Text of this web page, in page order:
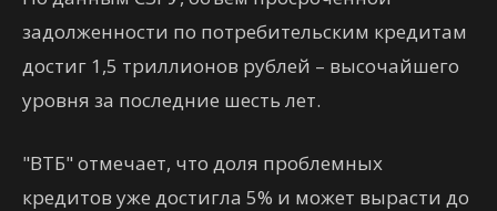
задолженности по потребительским кредитам
достиг 1,5 триллионов рублей – высочайшего
уровня за последние шесть лет.
"ВТБ" отмечает, что доля проблемных
кредитов уже достигла 5% и может вырасти до